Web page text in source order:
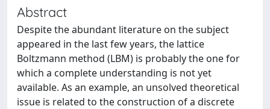
Abstract
Despite the abundant literature on the subject
appeared in the last few years, the lattice
Boltzmann method (LBM) is probably the one for
which a complete understanding is not yet
available. As an example, an unsolved theoretical
issue is related to the construction of a discrete